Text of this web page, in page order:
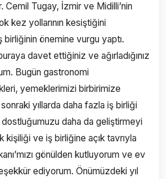
Cemil Tugay, İzmir ve Midilli’nin
kez yollarının kesiştiğini
birliğinin önemine vurgu yaptı.
davet ettiğiniz ve ağırladığınız
Bugün gastronomi
yemeklerimizi birbirimize
yıllarda daha fazla iş birliği
daha da geliştirmeyi
kişiliği ve iş birliğine açık tavrıyla
gönülden kutluyorum ve ev
ediyorum. Önümüzdeki yıl